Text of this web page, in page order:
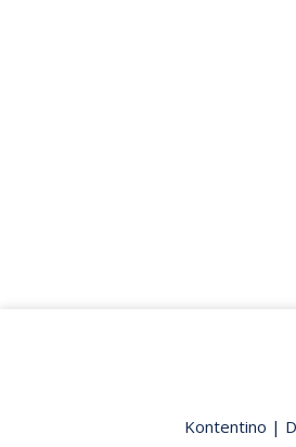
Kontentino |